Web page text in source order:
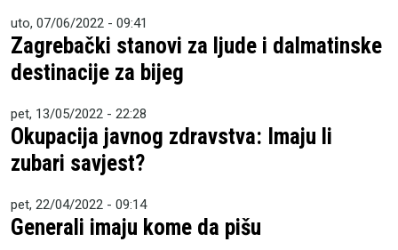
uto, 07/06/2022 - 09:41
Zagrebački stanovi za ljude i dalmatinske
destinacije za bijeg
pet, 13/05/2022 - 22:28
Okupacija javnog zdravstva: Imaju li
zubari savjest?
pet, 22/04/2022 - 09:14
Generali imaju kome da pišu